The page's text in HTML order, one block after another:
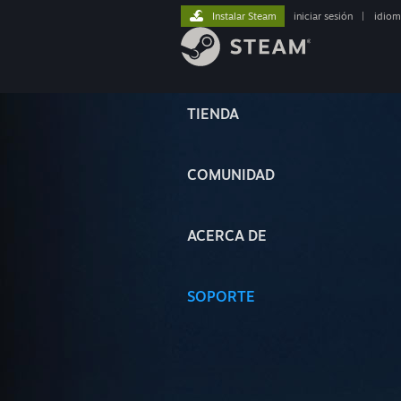
TIENDA
COMUNIDAD
ACERCA DE
SOPORTE
Instalar Steam iniciar sesión